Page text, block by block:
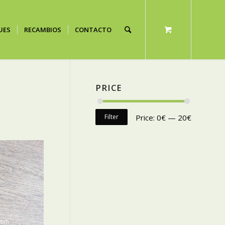
RECAMBIOS CONTACTO
PRICE
Filter Price: 0€ — 20€